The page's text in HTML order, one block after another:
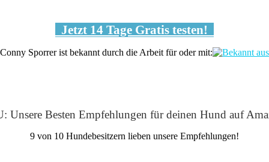
Jetzt 14 Tage Gratis testen!
Conny Sporrer ist bekannt durch die Arbeit für oder mit:
Unsere Besten Empfehlungen für deinen Hund auf
9 von 10 Hundebesitzern lieben unsere Empfehlungen!